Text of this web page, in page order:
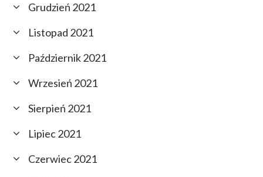
Grudzień 2021
Listopad 2021
Październik 2021
Wrzesień 2021
Sierpień 2021
Lipiec 2021
Czerwiec 2021